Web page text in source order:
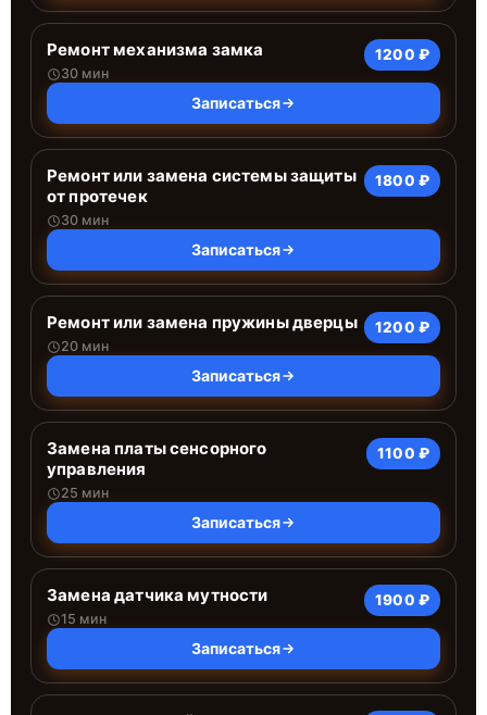
Ремонт механизма замка
30 мин
1200 ₽
Записаться
Ремонт или замена системы защиты
от протечек
30 мин
1800 ₽
Записаться
Ремонт или замена пружины дверцы
20 мин
1200 ₽
Записаться
Замена платы сенсорного
управления
25 мин
1100 ₽
Записаться
Замена датчика мутности
15 мин
1900 ₽
Записаться